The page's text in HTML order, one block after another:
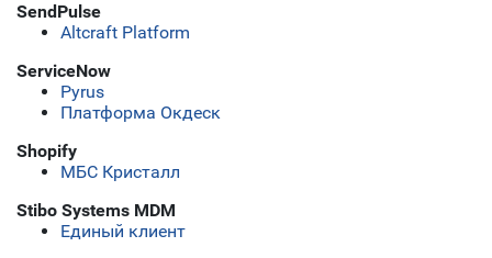
SendPulse
Altcraft Platform
ServiceNow
Pyrus
Платформа Окдеск
Shopify
МБС Кристалл
Stibo Systems MDM
Единый клиент